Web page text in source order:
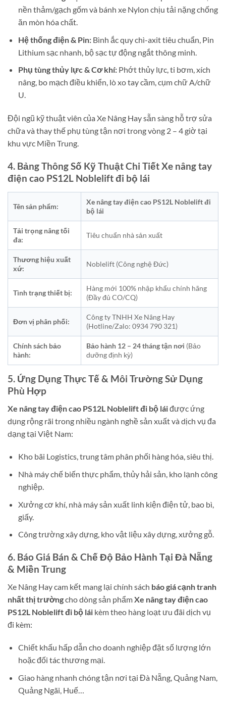
nền thảm/gạch gốm và bánh xe Nylon chịu tải nặng chống
ăn mòn hóa chất.
Hệ thống điện & Pin:Bình ắc quy chì-axit tiêu chuẩn, Pin
Lithium sạc nhanh, bộ sạc tự động ngắt thông minh.
Phụ tùng thủy lực & Cơ khí:Phớt thủy lực, ti bơm, xích
nâng, bo mạch điều khiển, lò xo tay cầm, cụm chữ A/chữ
U.
Đội ngũ kỹ thuật viên của Xe Nâng Hay sẵn sàng hỗ trợ sửa
chữa và thay thế phụ tùng tận nơi trong vòng 2 – 4 giờ tại
khu vực Miền Trung.
4. Bảng Thông Số Kỹ Thuật Chi Tiết Xe nâng tay
điện cao PS12L Noblelift đi bộ lái
Tên sản phẩm:
Xe nâng tay điện cao PS12L Noblelift đi
bộ lái
Tải trọng nâng tối
đa:
Tiêu chuẩn nhà sản xuất
Thương hiệu xuất
xứ:
Noblelift (Công nghệ Đức)
Tình trạng thiết bị:
Hàng mới 100% nhập khẩu chính hãng
(Đầy đủ CO/CQ)
Đơn vị phân phối:
Công ty TNHH Xe Nâng Hay
(Hotline/Zalo: 0934 790 321)
Chính sách bảo
hành:
Bảo hành 12 – 24 tháng tận nơi (Bảo
dưỡng định kỳ)
5. Ứng Dụng Thực Tế & Môi Trường Sử Dụng
Phù Hợp
Xe nâng tay điện cao PS12L Noblelift đi bộ láiđược ứng
dụng rộng rãi trong nhiều ngành nghề sản xuất và dịch vụ đa
dạng tại Việt Nam:
Kho bãi Logistics, trung tâm phân phối hàng hóa, siêu thị.
Nhà máy chế biến thực phẩm, thủy hải sản, kho lạnh công
nghiệp.
Xưởng cơ khí, nhà máy sản xuất linh kiện điện tử, bao bì,
giấy.
Công trường xây dựng, kho vật liệu xây dựng, xưởng gỗ.
6. Báo Giá Bán & Chế Độ Bảo Hành Tại Đà Nẵng
& Miền Trung
Xe Nâng Hay cam kết mang lại chính sách báo giá cạnh tranh
nhất thị trườngcho dòng sản phẩmXe nâng tay điện cao
PS12L Noblelift đi bộ lái kèm theo hàng loạt ưu đãi dịch vụ
đi kèm:
Chiết khấu hấp dẫn cho doanh nghiệp đặt số lượng lớn
hoặc đối tác thương mại.
Giao hàng nhanh chóng tận nơi tại Đà Nẵng, Quảng Nam,
Quảng Ngãi, Huế…